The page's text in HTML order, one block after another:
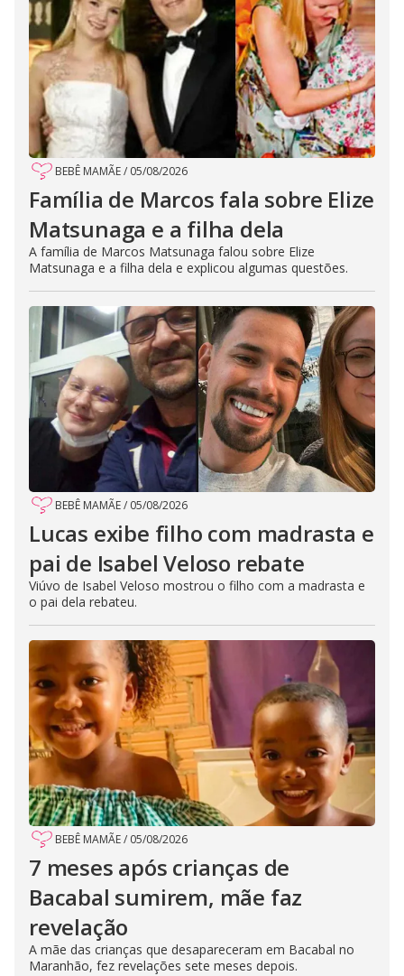
BEBÊ MAMÃE/ 05/08/2026
Família de Marcos fala sobre Elize
Matsunaga e a filha dela
A família de Marcos Matsunaga falou sobre Elize
Matsunaga e a filha dela e explicou algumas questões.
BEBÊ MAMÃE/ 05/08/2026
Lucas exibe filho com madrasta e
pai de Isabel Veloso rebate
Viúvo de Isabel Veloso mostrou o filho com a madrasta e
o pai dela rebateu.
BEBÊ MAMÃE/ 05/08/2026
7 meses após crianças de
Bacabal sumirem, mãe faz
revelação
A mãe das crianças que desapareceram em Bacabal no
Maranhão, fez revelações sete meses depois.